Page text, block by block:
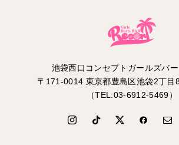
池袋西口コンセプトガールズバー
〒171-0014 東京都豊島区池袋2丁目
（TEL:03-6912-5469）